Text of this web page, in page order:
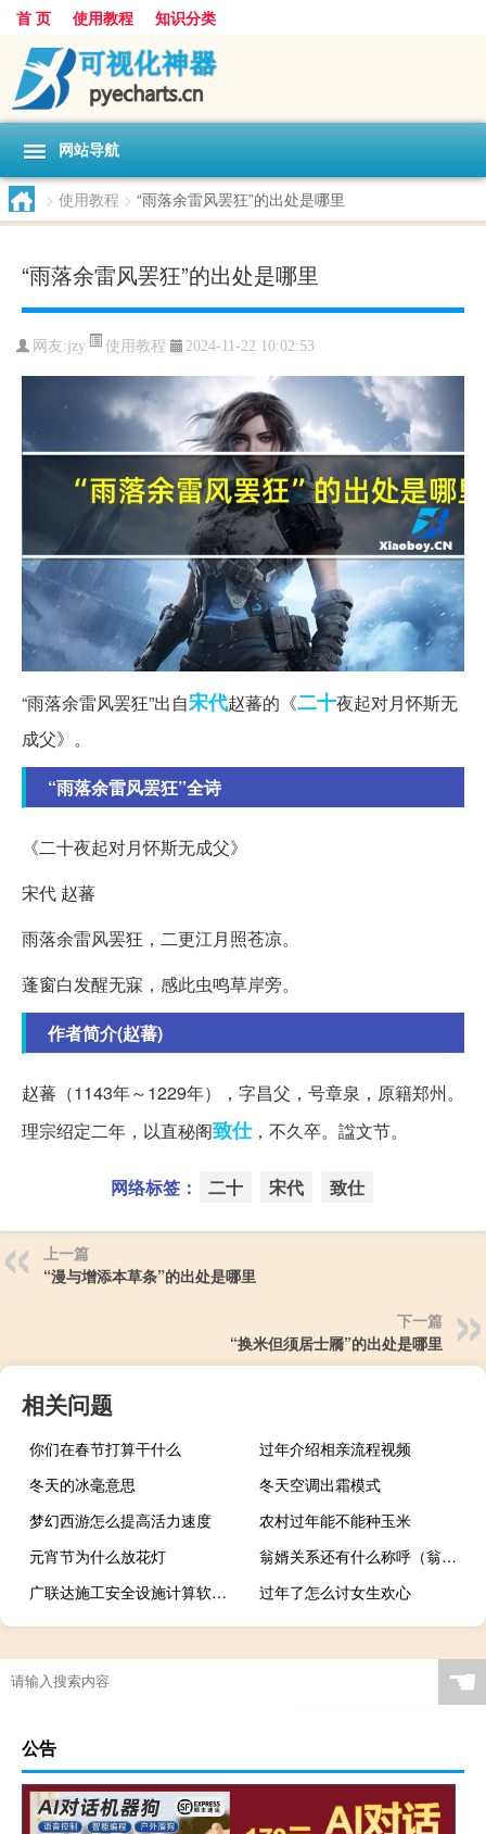
首 页 使用教程 知识分类
网站导航
> 使用教程 > “雨落余雷风罢狂”的出处是哪里
“雨落余雷风罢狂”的出处是哪里
网友:jzy 使用教程 2024-11-22 10:02:53
“雨落余雷风罢狂”出自宋代赵蕃的《二十夜起对月怀斯无
成父》。
“雨落余雷风罢狂”全诗
《二十夜起对月怀斯无成父》
宋代 赵蕃
雨落余雷风罢狂，二更江月照苍凉。
蓬窗白发醒无寐，感此虫鸣草岸旁。
作者简介(赵蕃)
赵蕃（1143年～1229年），字昌父，号章泉，原籍郑州。
理宗绍定二年，以直秘阁致仕，不久卒。諡文节。
网络标签： 二十 宋代 致仕
上一篇
“漫与增添本草条”的出处是哪里
下一篇
“换米但须居士屩”的出处是哪里
相关问题
你们在春节打算干什么
过年介绍相亲流程视频
冬天的冰毫意思
冬天空调出霜模式
梦幻西游怎么提高活力速度
农村过年能不能种玉米
元宵节为什么放花灯
翁婿关系还有什么称呼（翁婿）
广联达施工安全设施计算软件GAQ V3.0.2.2 官方免费版（广联达施工安全设施计算软件GAQ V3.0.2.2 官方免费版功能简介）
过年了怎么讨女生欢心
☚
公告